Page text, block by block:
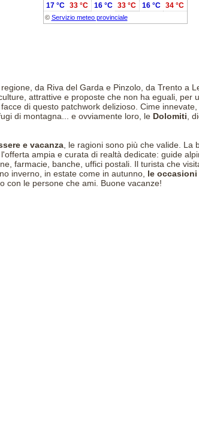
© Servizio meteo provinciale
17 °C 33 °C 16 °C 33 °C 16 °C 34 °C
da Riva del Garda e Pinzolo, da Trento a
attrattive e proposte che non ha eguali,
facce di questo patchwork delizioso. Cime
di montagna... e ovviamente loro, le Dolomiti ,
e vacanza , le ragioni sono più che valide.
l'offerta ampia e curata di realtà dedicate: guide
farmacie, banche, uffici postali. Il turista che
inverno, in estate come in autunno, le
con le persone che ami. Buone vacanze!